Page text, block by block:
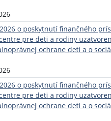
o poskytnutí finančného
pre deti a rodiny
ochrane detí a o
o poskytnutí finančného
pre deti a rodiny
ochrane detí a o